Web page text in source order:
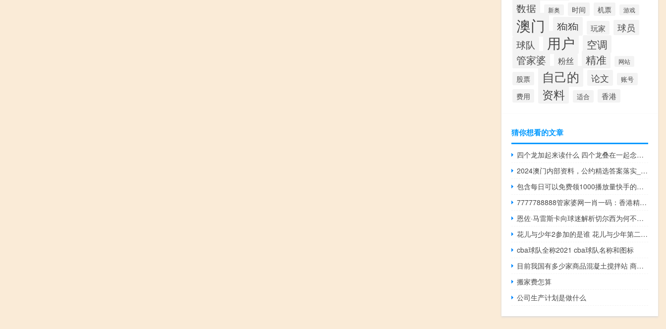
数据 新奥 时间 机票 游戏
澳门 狗狗 玩家 球员
球队 用户 空调
管家婆 粉丝 精准 网站
股票 自己的 论文 账号
费用 资料 适合 香港
猜你想看的文章
四个龙加起来读什么 四个龙叠在一起念什么
2024澳门内部资料，公约精选答案落实_GD656.362
包含每日可以免费领1000播放量快手的词条 - 抖音每天涨一百粉丝正常吗
7777788888管家婆网一肖一码：香港精准资料期期准奖结果-全面的解析落实-3213.CC.163
恩佐·马雷斯卡向球迷解析切尔西为何不敌凯尔特人
花儿与少年2参加的是谁 花儿与少年第二季主题曲
cba球队全称2021 cba球队名称和图标
目前我国有多少家商品混凝土搅拌站 商品混凝土搅拌站
搬家费怎算
公司生产计划是做什么